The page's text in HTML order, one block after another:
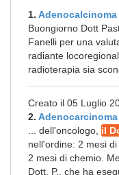
1.
Buongiorno Dott
Fanelli per una
radiante
radioterapia sia
Creato il 05 Luglio
2.
... dell'oncologo, il
nell'ordine: 2 mesi
2 mesi di chemio.
Dott. P., che ha